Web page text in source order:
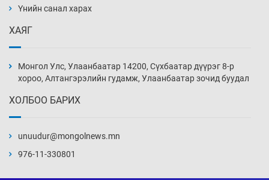
19 цаг 17 мин
19 цаг 47 мин
19 цаг 47 мин
Үнийн санал харах
ХАЯГ
Монгол Улс, Улаанбаатар 14200, Сүхбаатар дүүрэг 8-р
хороо, Алтангэрэлийн гудамж, Улаанбаатар зочид буудал
ХОЛБОО БАРИХ
unuudur@mongolnews.mn
976-11-330801